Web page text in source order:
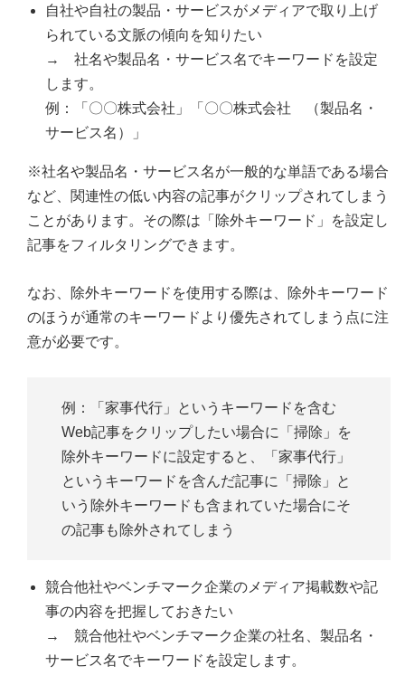
自社や自社の製品・サービスがメディアで取り上げ
られている文脈の傾向を知りたい
→ 社名や製品名・サービス名でキーワードを設定
します。
例：「〇〇株式会社」「〇〇株式会社 （製品名・
サービス名）」
※社名や製品名・サービス名が一般的な単語である場合
など、関連性の低い内容の記事がクリップされてしまう
ことがあります。その際は「除外キーワード」を設定し
記事をフィルタリングできます。
なお、除外キーワードを使用する際は、除外キーワード
のほうが通常のキーワードより優先されてしまう点に注
意が必要です。
例：「家事代行」というキーワードを含む
Web記事をクリップしたい場合に「掃除」を
除外キーワードに設定すると、「家事代行」
というキーワードを含んだ記事に「掃除」と
いう除外キーワードも含まれていた場合にそ
の記事も除外されてしまう
競合他社やベンチマーク企業のメディア掲載数や記
事の内容を把握しておきたい
→ 競合他社やベンチマーク企業の社名、製品名・
サービス名でキーワードを設定します。